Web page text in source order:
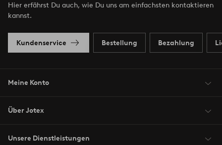
Hier erfährst Du auch, wie Du uns am einfachsten kontaktieren
kannst.
Kundenservice Bestellung Bezahlung
Meine Konto
Über Jotex
Unsere Dienstleistungen